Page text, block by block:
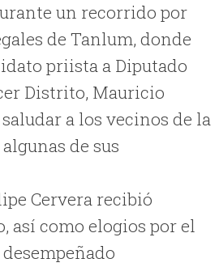
un recorrido por
de Tanlum, donde
priista a Diputado
Distrito, Mauricio
a los vecinos de la
de sus
Cervera recibió
así como elogios por el